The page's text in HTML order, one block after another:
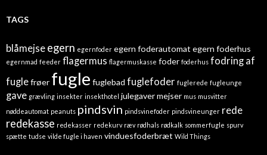
TAGS
blåmejse egern egernfoder egern foderautomategern foderhus
egernmad feeder flagermus flagermuskasse foder foderhus fodring af
fuglefrøer fugle fuglebad fuglefoder fuglerede fugleunge
gave grævling insekter insekthotel julegavermejser mus musvitter
nøddeautomat peanuts pindsvin pindsvinefoder pindsvineunger rede
redekasse redekasser redekurv ræv rødhals rødkalk sommerfugle spurv
spætte tudse vilde fugle i haven vinduesfoderbræt Wild Things